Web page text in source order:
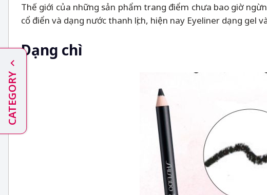
Thế giới của những sản phẩm trang điểm chưa bao giờ
cổ điển và dạng nước thanh lịch, hiện nay Eyeliner dạng
Dạng chì
CATEGORY